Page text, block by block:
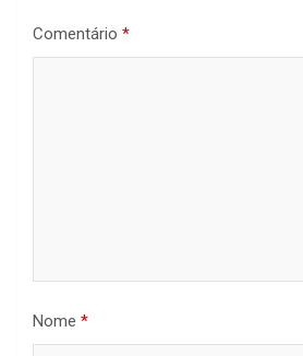
Comentário *
Nome *